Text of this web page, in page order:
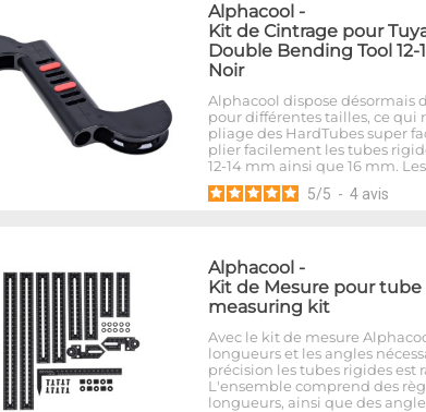
Alphacool -
Kit de Cintrage pour
Double Bending Tool
Noir
Alphacool dispose désormais
pour différentes tailles, ce qui
pliage des HardTubes super
plier facilement les tubes
12-14 mm ainsi que 16 mm. Les
5/5 - 4 avis
Alphacool -
Kit de Mesure pour tube
measuring kit
Avec le kit de mesure
longueurs et les angles
précision les tubes rigides est
L'ensemble comprend des
longueurs, ainsi que des